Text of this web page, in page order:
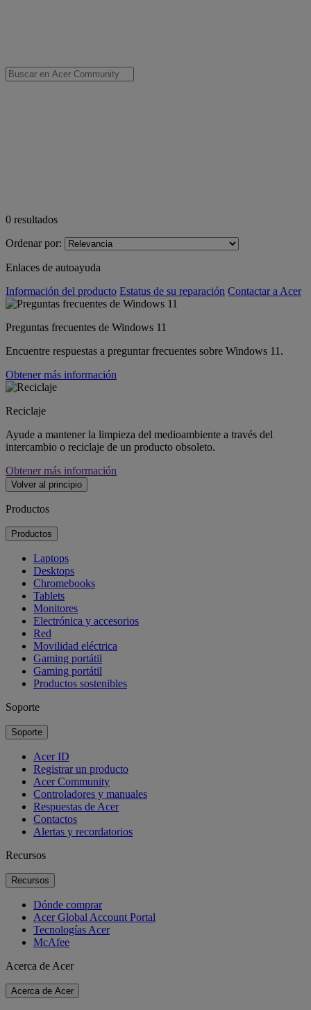
0 resultados
Ordenar por:
Enlaces de autoayuda
Información del producto Estatus de su reparación Contactar a Acer
Preguntas frecuentes de Windows 11
Encuentre respuestas a preguntar frecuentes sobre Windows 11.
Obtener más información
Reciclaje
Ayude a mantener la limpieza del medioambiente a través del
intercambio o reciclaje de un producto obsoleto.
Obtener más información
Volver al principio
Productos
Productos
Laptops
Desktops
Chromebooks
Tablets
Monitores
Electrónica y accesorios
Red
Movilidad eléctrica
Gaming portátil
Gaming portátil
Productos sostenibles
Soporte
Soporte
Acer ID
Registrar un producto
Acer Community
Controladores y manuales
Respuestas de Acer
Contactos
Alertas y recordatorios
Recursos
Recursos
Dónde comprar
Acer Global Account Portal
Tecnologías Acer
McAfee
Acerca de Acer
Acerca de Acer